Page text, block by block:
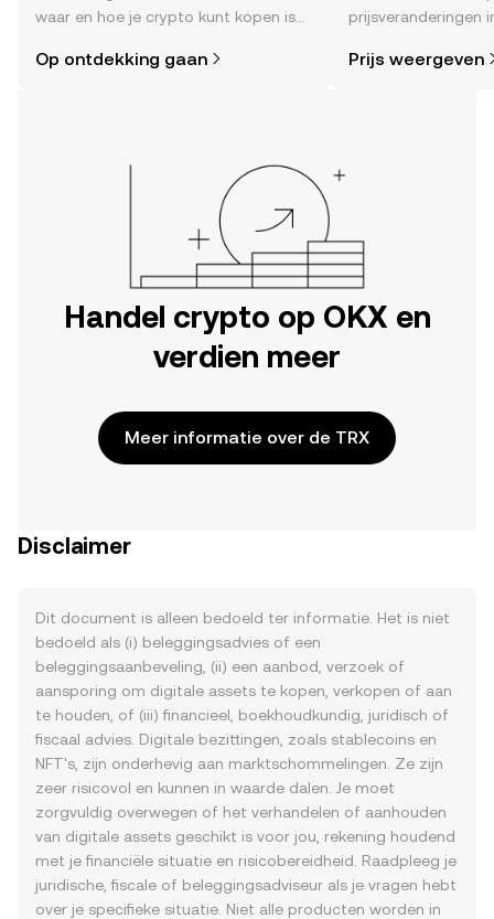
waar en hoe je crypto kunt kopen is
reis op de mobiele app van OKX of
Op ontdekking gaan
prijsveranderingen
en meer.
Prijs weergeven
Handel crypto op OKX en
verdien meer
Meer informatie over de TRX
Disclaimer
Dit document is alleen bedoeld ter informatie. Het is niet
bedoeld als (i) beleggingsadvies of een
beleggingsaanbeveling, (ii) een aanbod, verzoek of
aansporing om digitale assets te kopen, verkopen of aan
te houden, of (iii) financieel, boekhoudkundig, juridisch of
fiscaal advies. Digitale bezittingen, zoals stablecoins en
NFT's, zijn onderhevig aan marktschommelingen. Ze zijn
zeer risicovol en kunnen in waarde dalen. Je moet
zorgvuldig overwegen of het verhandelen of aanhouden
van digitale assets geschikt is voor jou, rekening houdend
met je financiële situatie en risicobereidheid. Raadpleeg je
juridische, fiscale of beleggingsadviseur als je vragen hebt
over je specifieke situatie. Niet alle producten worden in